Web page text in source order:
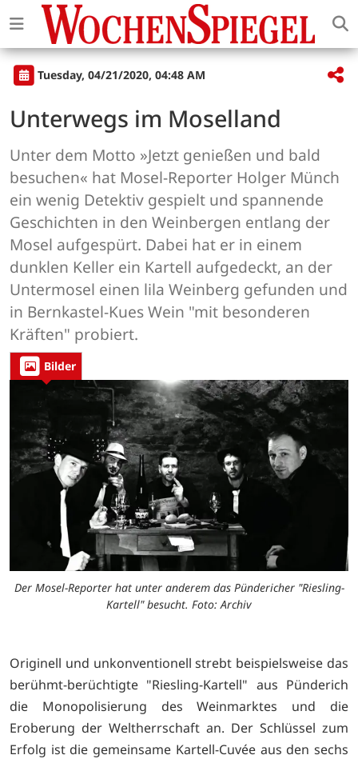
Tuesday, 04/21/2020, 04:48 AM
Unterwegs im Moselland
Unter dem Motto »Jetzt genießen und bald
besuchen« hat Mosel-Reporter Holger Münch
ein wenig Detektiv gespielt und spannende
Geschichten in den Weinbergen entlang der
Mosel aufgespürt. Dabei hat er in einem
dunklen Keller ein Kartell aufgedeckt, an der
Untermosel einen lila Weinberg gefunden und
in Bernkastel-Kues Wein "mit besonderen
Kräften" probiert.
Bilder
Der Mosel-Reporter hat unter anderem das Pündericher "Riesling-
Kartell" besucht. Foto: Archiv
Originell und unkonventionell strebt beispielsweise das
berühmt-berüchtigte "Riesling-Kartell" aus Pünderich
die Monopolisierung des Weinmarktes und die
Eroberung der Weltherrschaft an. Der Schlüssel zum
Erfolg ist die gemeinsame Kartell-Cuvée aus den sechs